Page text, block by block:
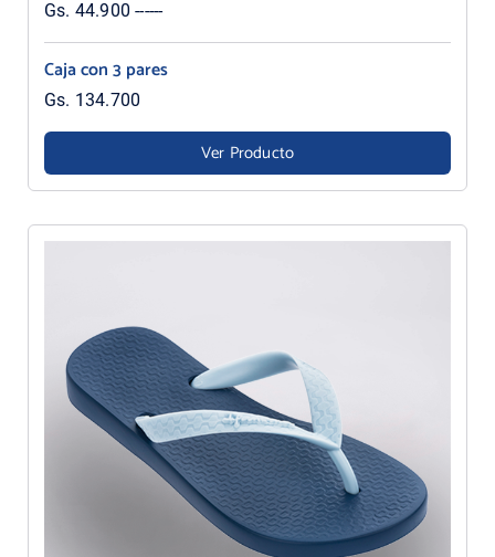
Gs. 44.900 ------
Caja con 3 pares
Gs. 134.700
Ver Producto